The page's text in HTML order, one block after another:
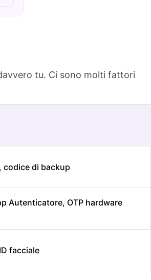
tu. Ci sono molti fattori
codice di backup
Autenticatore, OTP hardware
facciale